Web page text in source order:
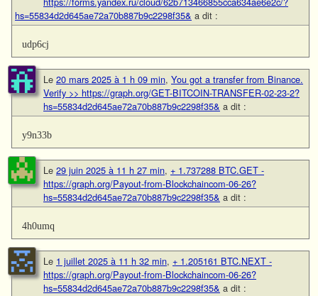
hs=55834d2d645ae72a70b887b9c2298f35& a dit :
udp6cj
Le 20 mars 2025 à 1 h 09 min, You got a transfer from Binance.
Verify >> https://graph.org/GET-BITCOIN-TRANSFER-02-23-2?
hs=55834d2d645ae72a70b887b9c2298f35& a dit :
y9n33b
Le 29 juin 2025 à 11 h 27 min, + 1.737288 BTC.GET -
https://graph.org/Payout-from-Blockchaincom-06-26?
hs=55834d2d645ae72a70b887b9c2298f35& a dit :
4h0umq
Le 1 juillet 2025 à 11 h 32 min, + 1.205161 BTC.NEXT -
https://graph.org/Payout-from-Blockchaincom-06-26?
hs=55834d2d645ae72a70b887b9c2298f35& a dit :